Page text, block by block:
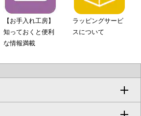
【お手入れ工房】
知っておくと便利
な情報満載
ラッピングサービ
スについて